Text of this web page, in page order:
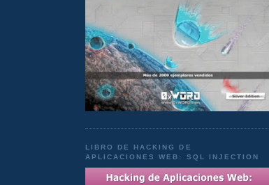
LIBRO DE HACKING DE
APLICACIONES WEB: SQL INJECTION